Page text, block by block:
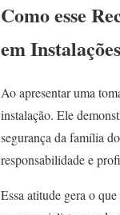
Como esse
em
Ao apresentar uma
instalação. Ele
segurança da família
responsabilidade e
Essa atitude gera o